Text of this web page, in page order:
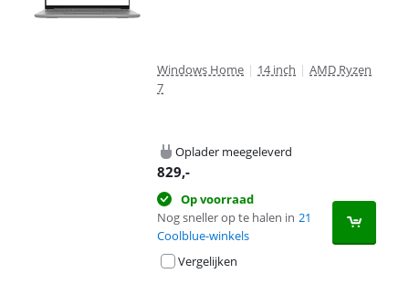
Windows Home | 14 inch | AMD Ryzen
7
Oplader meegeleverd
829,-
Op voorraad
Nog sneller op te halen in 21
Coolblue-winkels
Vergelijken